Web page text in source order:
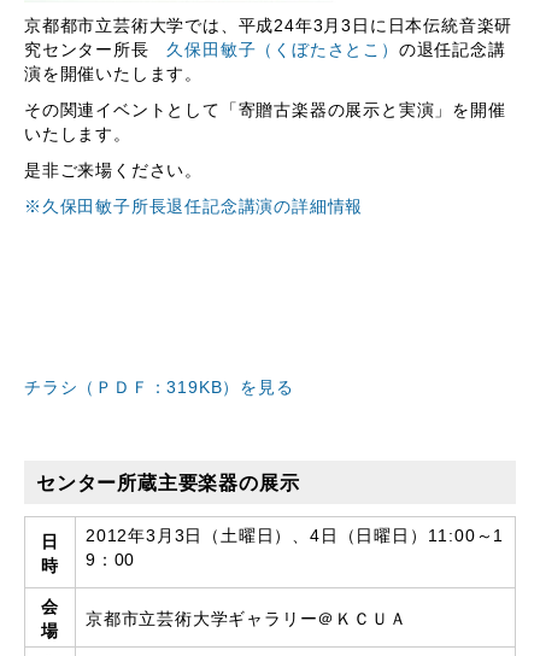
京都都市立芸術大学では、平成24年3月3日に日本伝統音楽研
究センター所長 久保田敏子（くぼたさとこ） の退任記念講
演を開催いたします。
その関連イベントとして「寄贈古楽器の展示と実演」を開催
いたします。
是非ご来場ください。
※久保田敏子所長退任記念講演の詳細情報
チラシ（ＰＤＦ：319KB）を見る
センター所蔵主要楽器の展示
日
時
2012年3月3日（土曜日）、4日（日曜日）11:00～1
9：00
会
場
京都市立芸術大学ギャラリー＠ＫＣＵＡ